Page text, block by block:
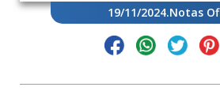
19/11/2024.Notas